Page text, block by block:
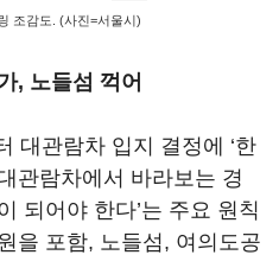
조감도. (사진=서울시)
, 노들섬 꺽어
대관람차 입지 결정에 ‘한
관람차에서 바라보는 경
되어야 한다’는 주요 원칙
을 포함, 노들섬, 여의도공